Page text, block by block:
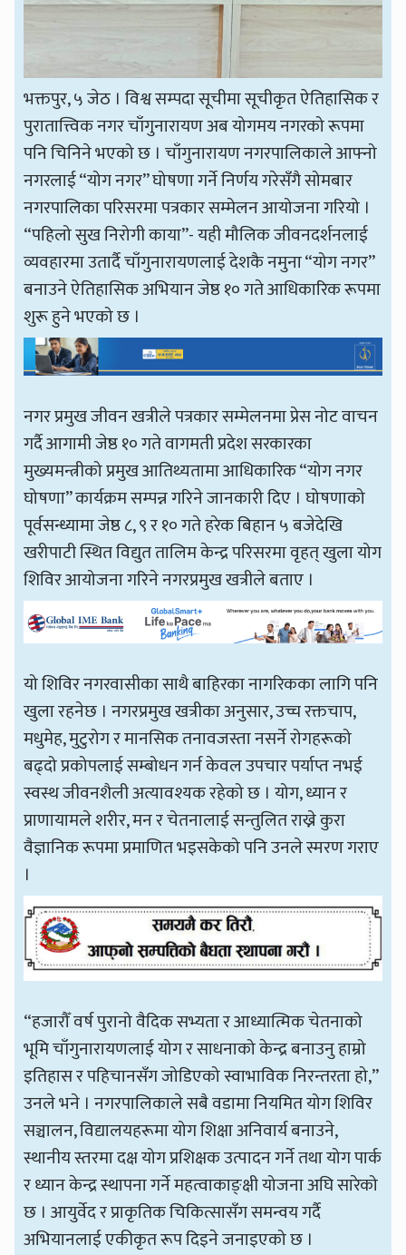
भक्तपुर, ५ जेठ । विश्व सम्पदा सूचीमा सूचीकृत ऐतिहासिक र
पुरातात्त्विक नगर चाँगुनारायण अब योगमय नगरको रूपमा
पनि चिनिने भएको छ । चाँगुनारायण नगरपालिकाले आफ्नो
नगरलाई “योग नगर” घोषणा गर्ने निर्णय गरेसँगै सोमबार
नगरपालिका परिसरमा पत्रकार सम्मेलन आयोजना गरियो ।
“पहिलो सुख निरोगी काया”- यही मौलिक जीवनदर्शनलाई
व्यवहारमा उतार्दै चाँगुनारायणलाई देशकै नमुना “योग नगर”
बनाउने ऐतिहासिक अभियान जेष्ठ १० गते आधिकारिक रूपमा
शुरू हुने भएको छ ।
नगर प्रमुख जीवन खत्रीले पत्रकार सम्मेलनमा प्रेस नोट वाचन
गर्दै आगामी जेष्ठ १० गते वागमती प्रदेश सरकारका
मुख्यमन्त्रीको प्रमुख आतिथ्यतामा आधिकारिक “योग नगर
घोषणा” कार्यक्रम सम्पन्न गरिने जानकारी दिए । घोषणाको
पूर्वसन्ध्यामा जेष्ठ ८, ९ र १० गते हरेक बिहान ५ बजेदेखि
खरीपाटी स्थित विद्युत तालिम केन्द्र परिसरमा वृहत् खुला योग
शिविर आयोजना गरिने नगरप्रमुख खत्रीले बताए ।
यो शिविर नगरवासीका साथै बाहिरका नागरिकका लागि पनि
खुला रहनेछ । नगरप्रमुख खत्रीका अनुसार, उच्च रक्तचाप,
मधुमेह, मुटुरोग र मानसिक तनावजस्ता नसर्ने रोगहरूको
बढ्दो प्रकोपलाई सम्बोधन गर्न केवल उपचार पर्याप्त नभई
स्वस्थ जीवनशैली अत्यावश्यक रहेको छ । योग, ध्यान र
प्राणायामले शरीर, मन र चेतनालाई सन्तुलित राख्ने कुरा
वैज्ञानिक रूपमा प्रमाणित भइसकेको पनि उनले स्मरण गराए
।
“हजारौँ वर्ष पुरानो वैदिक सभ्यता र आध्यात्मिक चेतनाको
भूमि चाँगुनारायणलाई योग र साधनाको केन्द्र बनाउनु हाम्रो
इतिहास र पहिचानसँग जोडिएको स्वाभाविक निरन्तरता हो,”
उनले भने । नगरपालिकाले सबै वडामा नियमित योग शिविर
सञ्चालन, विद्यालयहरूमा योग शिक्षा अनिवार्य बनाउने,
स्थानीय स्तरमा दक्ष योग प्रशिक्षक उत्पादन गर्ने तथा योग पार्क
र ध्यान केन्द्र स्थापना गर्ने महत्वाकाङ्क्षी योजना अघि सारेको
छ । आयुर्वेद र प्राकृतिक चिकित्सासँग समन्वय गर्दै
अभियानलाई एकीकृत रूप दिइने जनाइएको छ ।